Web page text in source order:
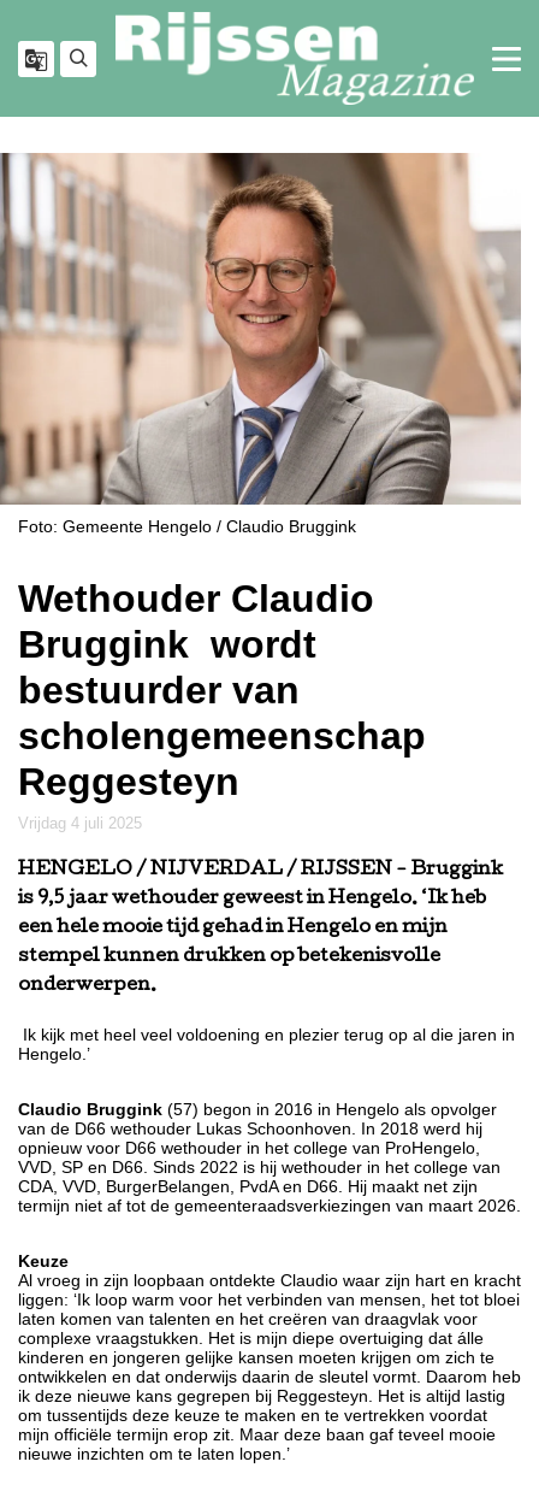
Foto: Gemeente Hengelo / Claudio Bruggink
Wethouder Claudio
Bruggink wordt
bestuurder van
scholengemeenschap
Reggesteyn
vrijdag 4 juli 2025
HENGELO / NIJVERDAL / RIJSSEN - Bruggink
is 9,5 jaar wethouder geweest in Hengelo. ‘Ik heb
een hele mooie tijd gehad in Hengelo en mijn
stempel kunnen drukken op betekenisvolle
onderwerpen.
Ik kijk met heel veel voldoening en plezier terug op al die jaren in
Hengelo.’
Claudio Bruggink (57) begon in 2016 in Hengelo als opvolger
van de D66 wethouder Lukas Schoonhoven. In 2018 werd hij
opnieuw voor D66 wethouder in het college van ProHengelo,
VVD, SP en D66. Sinds 2022 is hij wethouder in het college van
CDA, VVD, BurgerBelangen, PvdA en D66. Hij maakt net zijn
termijn niet af tot de gemeenteraadsverkiezingen van maart 2026.
Keuze
Al vroeg in zijn loopbaan ontdekte Claudio waar zijn hart en kracht
liggen: ‘Ik loop warm voor het verbinden van mensen, het tot bloei
laten komen van talenten en het creëren van draagvlak voor
complexe vraagstukken. Het is mijn diepe overtuiging dat álle
kinderen en jongeren gelijke kansen moeten krijgen om zich te
ontwikkelen en dat onderwijs daarin de sleutel vormt. Daarom heb
ik deze nieuwe kans gegrepen bij Reggesteyn. Het is altijd lastig
om tussentijds deze keuze te maken en te vertrekken voordat
mijn officiële termijn erop zit. Maar deze baan gaf teveel mooie
nieuwe inzichten om te laten lopen.’